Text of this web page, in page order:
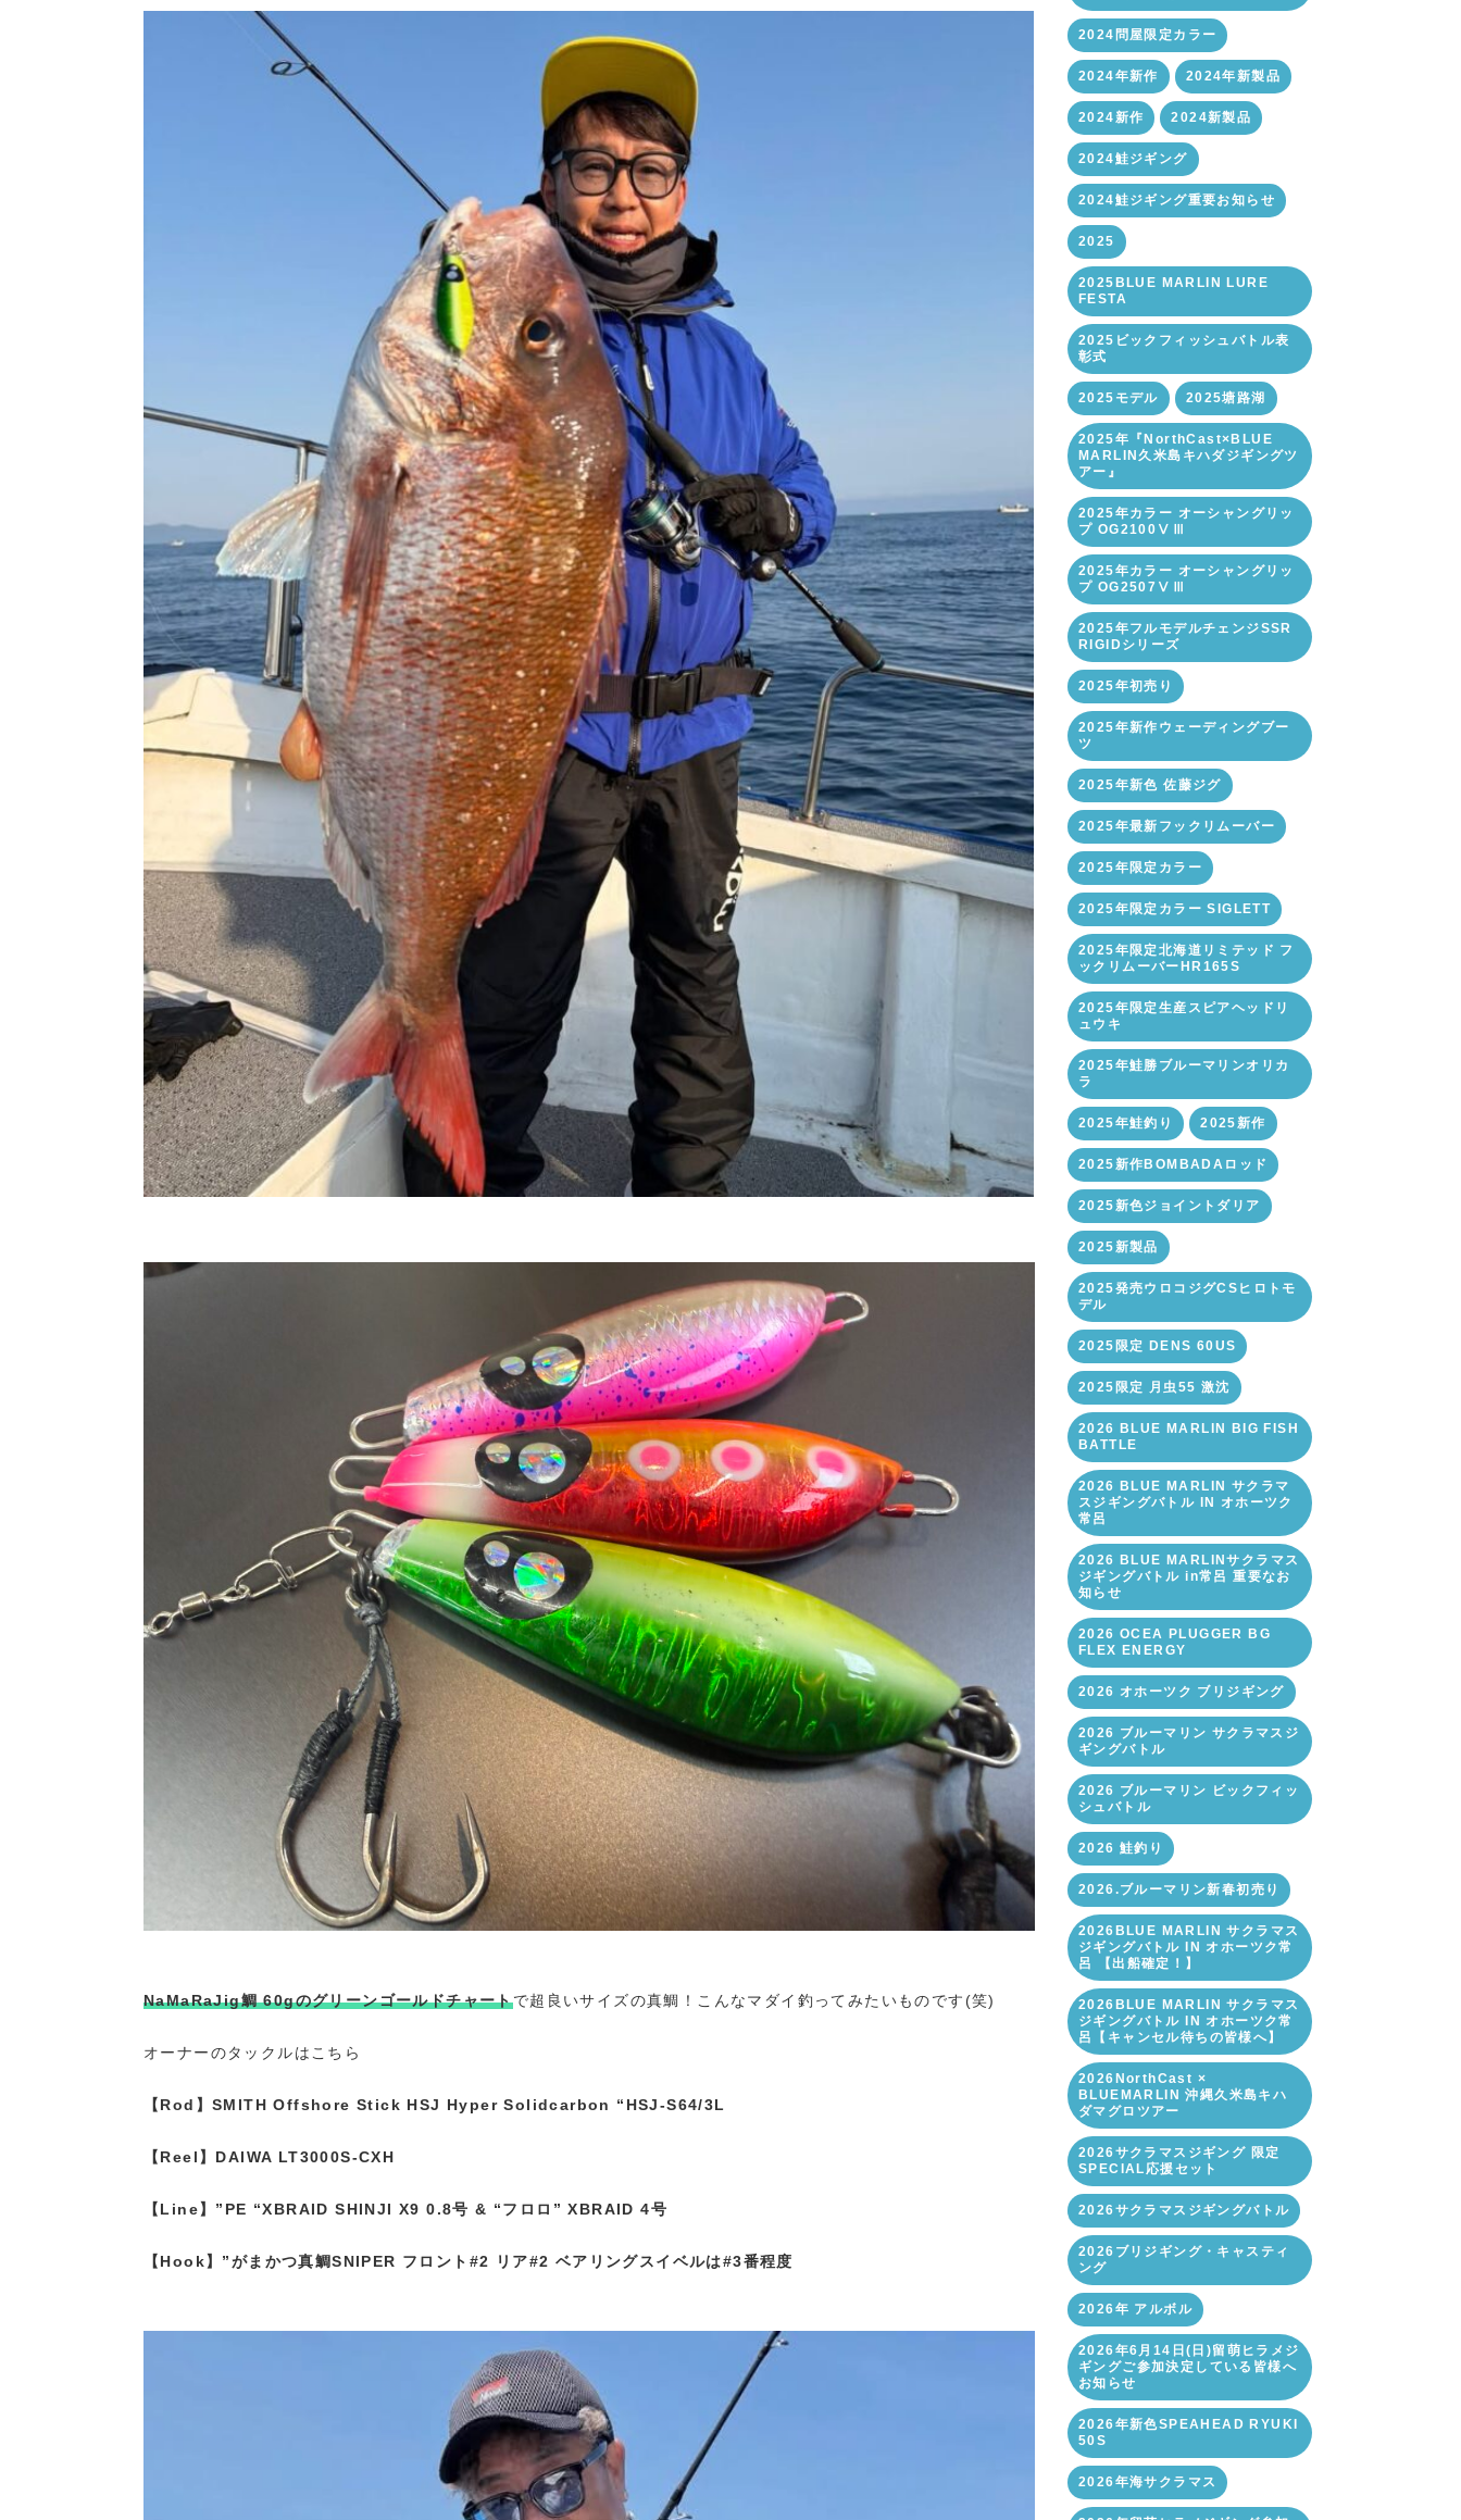
NaMaRaJig鯛 60gのグリーンゴールドチャートで超良いサイズの真鯛！こんなマダイ釣ってみたいものです(笑)
オーナーのタックルはこちら
【Rod】SMITH Offshore Stick HSJ Hyper Solidcarbon “HSJ-S64/3L
【Reel】DAIWA LT3000S-CXH
【Line】”PE “XBRAID SHINJI X9 0.8号 & “フロロ” XBRAID 4号
【Hook】”がまかつ真鯛SNIPER フロント#2 リア#2 ベアリングスイベルは#3番程度
2024問屋限定カラー
2024年新作 2024年新製品
2024新作 2024新製品
2024鮭ジギング
2024鮭ジギング重要お知らせ
2025
2025BLUE MARLIN LURE
FESTA
2025ビックフィッシュバトル表
彰式
2025モデル 2025塘路湖
2025年『NorthCast×BLUE
MARLIN久米島キハダジギングツ
アー』
2025年カラー オーシャングリッ
プ OG2100ⅤⅢ
2025年カラー オーシャングリッ
プ OG2507ⅤⅢ
2025年フルモデルチェンジSSR
RIGIDシリーズ
2025年初売り
2025年新作ウェーディングブー
ツ
2025年新色 佐藤ジグ
2025年最新フックリムーバー
2025年限定カラー
2025年限定カラー SIGLETT
2025年限定北海道リミテッド フ
ックリムーバーHR165S
2025年限定生産スピアヘッドリ
ュウキ
2025年鮭勝ブルーマリンオリカ
ラ
2025年鮭釣り 2025新作
2025新作BOMBADAロッド
2025新色ジョイントダリア
2025新製品
2025発売ウロコジグCSヒロトモ
デル
2025限定 DENS 60US
2025限定 月虫55 激沈
2026 BLUE MARLIN BIG FISH
BATTLE
2026 BLUE MARLIN サクラマ
スジギングバトル IN オホーツク
常呂
2026 BLUE MARLINサクラマス
ジギングバトル in常呂 重要なお
知らせ
2026 OCEA PLUGGER BG
FLEX ENERGY
2026 オホーツク ブリジギング
2026 ブルーマリン サクラマスジ
ギングバトル
2026 ブルーマリン ビックフィッ
シュバトル
2026 鮭釣り
2026.ブルーマリン新春初売り
2026BLUE MARLIN サクラマス
ジギングバトル IN オホーツク常
呂 【出船確定！】
2026BLUE MARLIN サクラマス
ジギングバトル IN オホーツク常
呂【キャンセル待ちの皆様へ】
2026NorthCast ×
BLUEMARLIN 沖縄久米島キハ
ダマグロツアー
2026サクラマスジギング 限定
SPECIAL応援セット
2026サクラマスジギングバトル
2026ブリジギング・キャスティ
ング
2026年 アルボル
2026年6月14日(日)留萌ヒラメジ
ギングご参加決定している皆様へ
お知らせ
2026年新色SPEAHEAD RYUKI
50S
2026年海サクラマス